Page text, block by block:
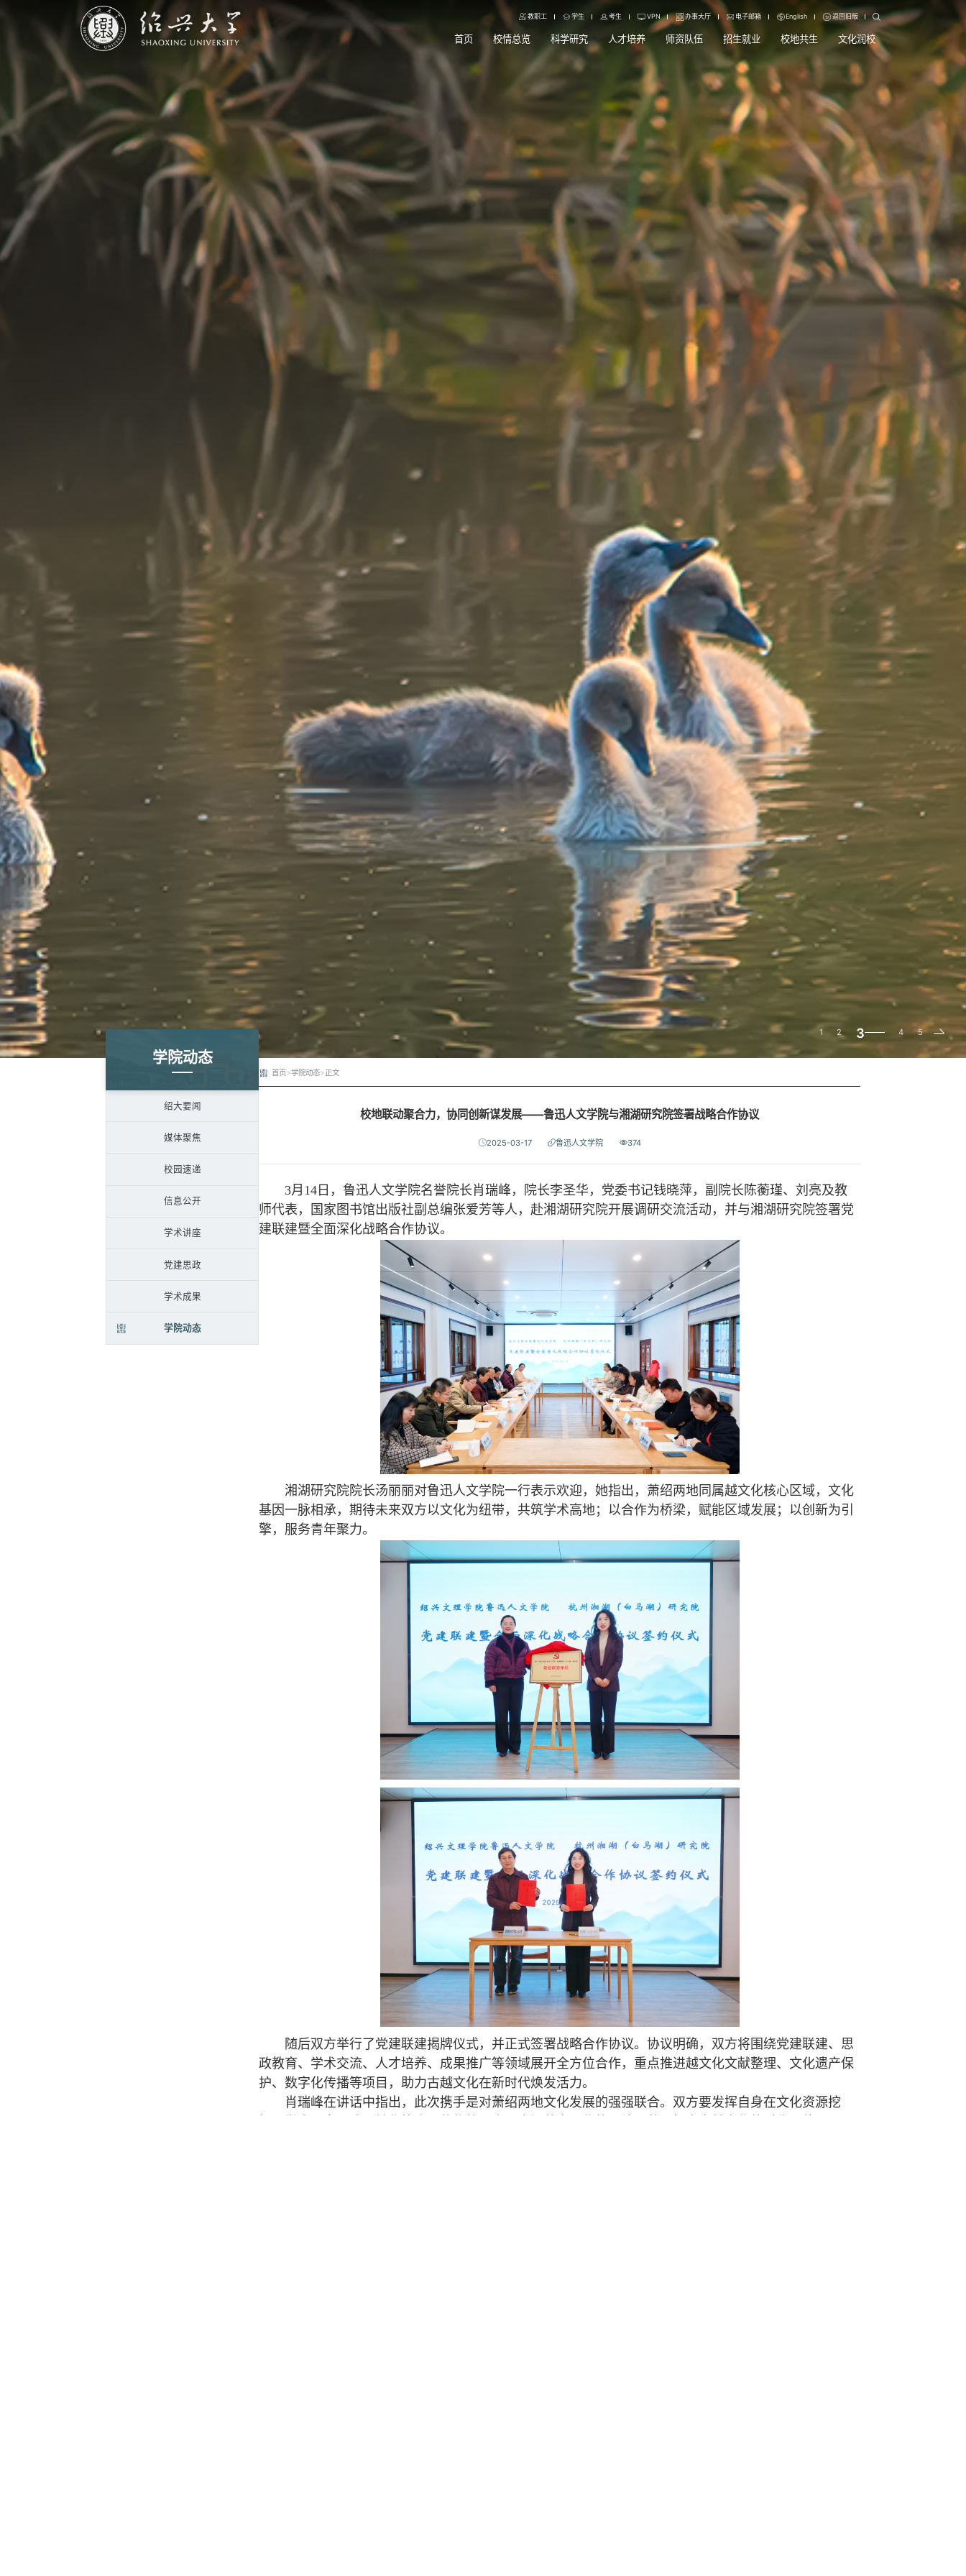
教职工 学生 考生 VPN 办事大厅 电子邮箱 English 返回旧版
首页 校情总览 科学研究 人才培养 师资队伍 招生就业 校地共生 文化润校
1 2 3 4 5
学院动态
绍大要闻
媒体聚焦
校园速递
信息公开
学术讲座
党建思政
学术成果
学院动态
首页>学院动态>正文
校地联动聚合力，协同创新谋发展——鲁迅人文学院与湘湖研究院签署战略合作协议
2025-03-17 鲁迅人文学院 374
3月14日，鲁迅人文学院名誉院长肖瑞峰，院长李圣华，党委书记钱晓萍，副院长陈蘅瑾、刘亮及教
师代表，国家图书馆出版社副总编张爱芳等人，赴湘湖研究院开展调研交流活动，并与湘湖研究院签署党
建联建暨全面深化战略合作协议。
湘湖研究院院长汤丽丽对鲁迅人文学院一行表示欢迎，她指出，萧绍两地同属越文化核心区域，文化
基因一脉相承，期待未来双方以文化为纽带，共筑学术高地；以合作为桥梁，赋能区域发展；以创新为引
擎，服务青年聚力。
随后双方举行了党建联建揭牌仪式，并正式签署战略合作协议。协议明确，双方将围绕党建联建、思
政教育、学术交流、人才培养、成果推广等领域展开全方位合作，重点推进越文化文献整理、文化遗产保
护、数字化传播等项目，助力古越文化在新时代焕发活力。
肖瑞峰在讲话中指出，此次携手是对萧绍两地文化发展的强强联合。双方要发挥自身在文化资源挖